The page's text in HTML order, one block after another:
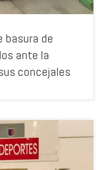
basura de
ante la
concejales
Socialista en el
de gobierno la
de ludoteca de
39 niños y niñas quedaron